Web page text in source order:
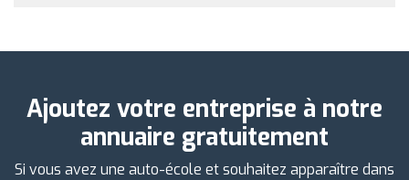
Ajoutez votre entreprise à notre
annuaire gratuitement
Si vous avez une auto-école et souhaitez apparaître dans